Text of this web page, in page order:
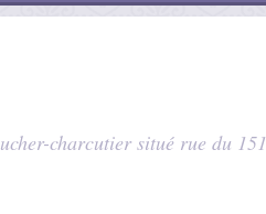
charcutier situé rue du 151